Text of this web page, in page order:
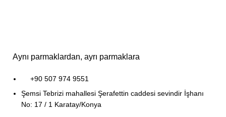
Aynı parmaklardan, ayrı parmaklara
+90 507 974 9551
Şemsi Tebrizi mahallesi Şerafettin caddesi sevindir İşhanı
No: 17 / 1 Karatay/Konya